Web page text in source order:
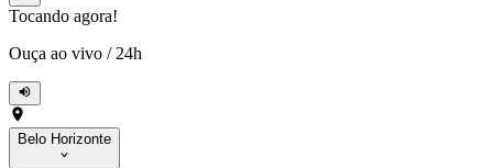
Tocando agora!
Ouça ao vivo / 24h
Belo Horizonte